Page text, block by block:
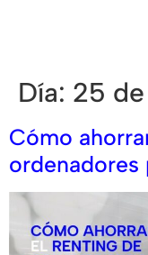
Día: 25
Cómo
ordenadores